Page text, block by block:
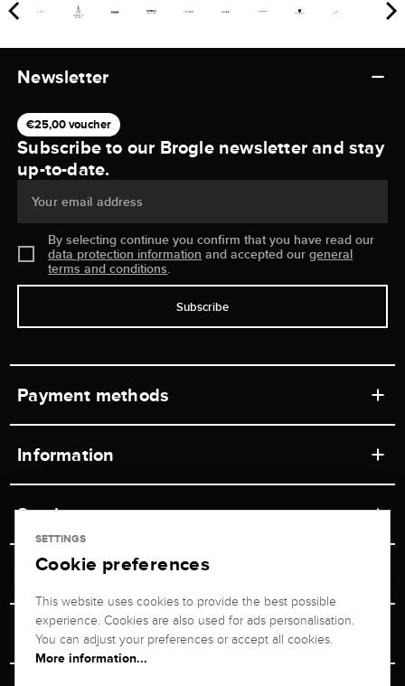
Newsletter
€25,00 voucher
Subscribe to our Brogle newsletter and stay
up-to-date.
Your email address
By selecting continue you confirm that you have read our
data protection information and accepted ourgeneral
terms and conditions.
Subscribe
Payment methods
Information
Retail store
Shipping & Payment
Advisor
Service
Contact
Unsubscribe from newsletter
Returns service
Jeweler Brogle
About us
Company
Personal adviser
SETTINGS
Cookie preferences
This website uses cookies to provide the best possible
experience. Cookies are also used for ads personalisation.
You can adjust your preferences or accept all cookies.
More information...